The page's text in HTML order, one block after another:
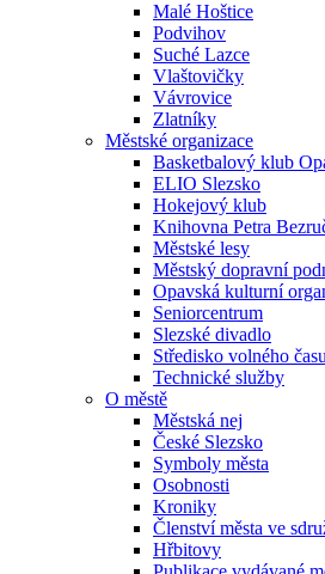
Malé Hoštice
Podvihov
Suché Lazce
Vlaštovičky
Vávrovice
Zlatníky
Městské organizace
Basketbalový klub
ELIO Slezsko
Hokejový klub
Knihovna Petra
Městské lesy
Městský dopravní
Opavská kulturní
Seniorcentrum
Slezské divadlo
Středisko volného
Technické služby
O městě
Městská nej
České Slezsko
Symboly města
Osobnosti
Kroniky
Členství města ve
Hřbitovy